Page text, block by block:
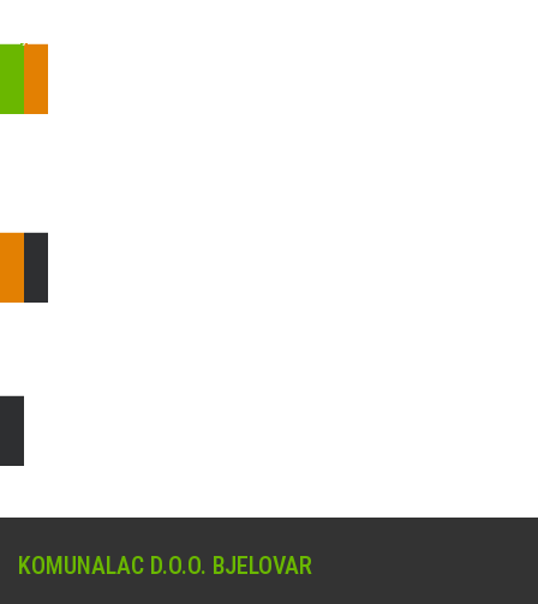
KOMUNALAC D.O.O. BJELOVAR